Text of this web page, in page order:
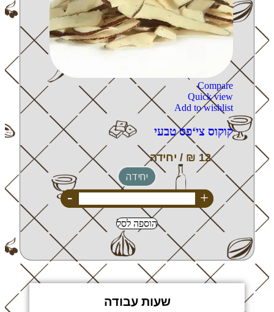
Compare
Quick view
Add to wishlist
קוקוס צי‘פס טבעי
יחידה
+
-
הוספה לסל
שעות עבודה